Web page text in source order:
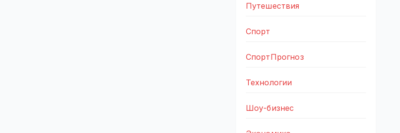
Путешествия
Спорт
СпортПрогноз
Технологии
Шоу-бизнес